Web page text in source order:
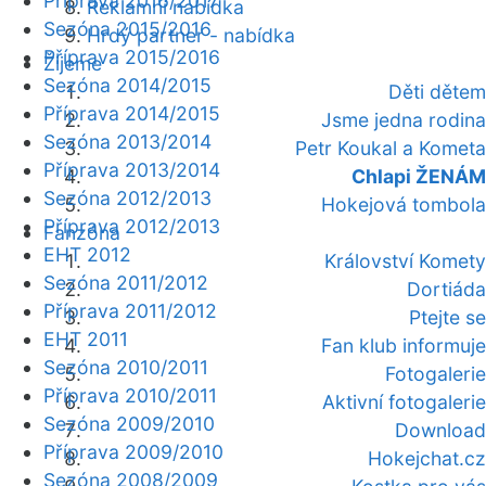
Reklamní nabídka
Hrdý partner - nabídka
Žijeme
Děti dětem
Jsme jedna rodina
Petr Koukal a Kometa
Chlapi ŽENÁM
Hokejová tombola
Fanzóna
Království Komety
Dortiáda
Ptejte se
Fan klub informuje
Fotogalerie
Aktivní fotogalerie
Download
Hokejchat.cz
Sezóna 2015/2016
Příprava 2015/2016
Sezóna 2014/2015
Příprava 2014/2015
Sezóna 2013/2014
Příprava 2013/2014
Sezóna 2012/2013
Příprava 2012/2013
EHT 2012
Sezóna 2011/2012
Příprava 2011/2012
EHT 2011
Sezóna 2010/2011
Příprava 2010/2011
Sezóna 2009/2010
Příprava 2009/2010
Sezóna 2008/2009